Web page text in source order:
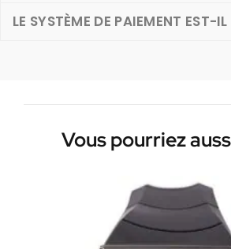
LE SYSTÈME DE PAIEMENT EST-
Vous pourriez